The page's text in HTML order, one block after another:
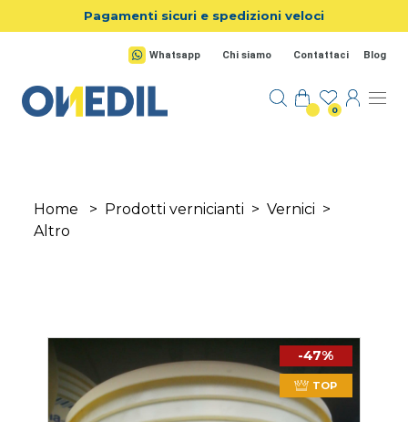
Salta al contenuto principale
Pagamenti sicuri e spedizioni veloci
Whatsapp Chi siamo Contattaci Blog
0
Home > Prodotti vernicianti > Vernici >
Altro
-47%
TOP